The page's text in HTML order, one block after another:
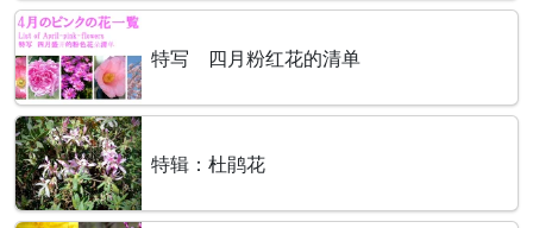
特写 四月粉红花的清单
特辑：杜鹃花